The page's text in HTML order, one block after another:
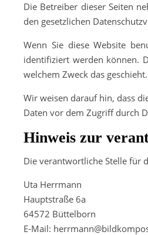
Die Betreiber dieser Seiten
den gesetzlichen
Wenn Sie diese Website
identifiziert werden können.
welchem Zweck das geschieht.
Wir weisen darauf hin, dass
Daten vor dem Zugriff durch
Hinweis zur
Die verantwortliche Stelle für
Uta Herrmann
Hauptstraße 6a
64572 Büttelborn
E-Mail: